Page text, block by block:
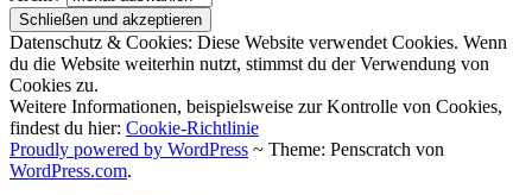
Datenschutz & Cookies: Diese Website verwendet Cookies. Wenn
du die Website weiterhin nutzt, stimmst du der Verwendung von
Cookies zu.
Weitere Informationen, beispielsweise zur Kontrolle von Cookies,
findest du hier: Cookie-Richtlinie
Proudly powered by WordPress ~ Theme: Penscratch von
WordPress.com.